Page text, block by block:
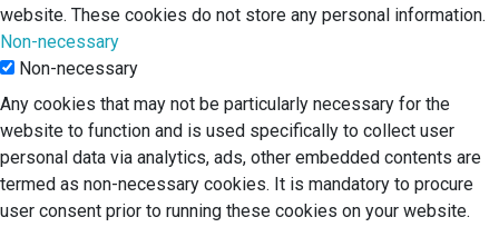
website. These cookies do not store any personal information.
Non-necessary
Non-necessary
Any cookies that may not be particularly necessary for the
website to function and is used specifically to collect user
personal data via analytics, ads, other embedded contents are
termed as non-necessary cookies. It is mandatory to procure
user consent prior to running these cookies on your website.